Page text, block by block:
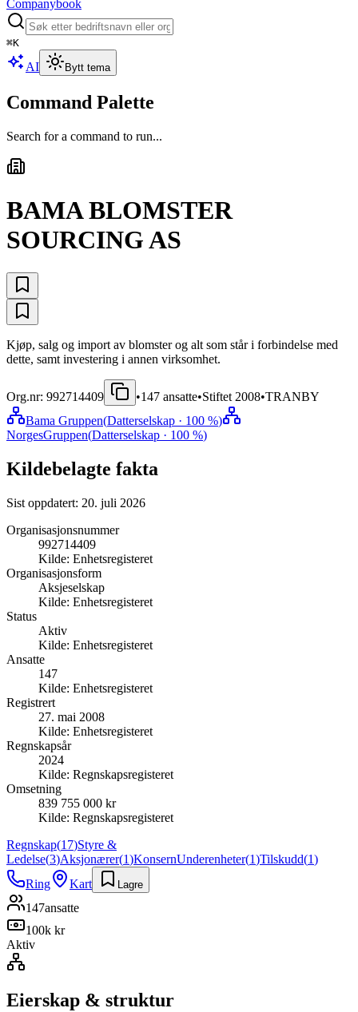
Companybook
⌘K
AI Bytt tema
Command Palette
Search for a command to run...
BAMA BLOMSTER
SOURCING AS
Kjøp, salg og import av blomster og alt som står i forbindelse med
dette, samt investering i annen virksomhet.
Org.nr: 992714409 •147 ansatte•Stiftet 2008•TRANBY
Bama Gruppen(Datterselskap · 100 %)
NorgesGruppen(Datterselskap · 100 %)
Kildebelagte fakta
Sist oppdatert: 20. juli 2026
Organisasjonsnummer
992714409
Kilde: Enhetsregisteret
Organisasjonsform
Aksjeselskap
Kilde: Enhetsregisteret
Status
Aktiv
Kilde: Enhetsregisteret
Ansatte
147
Kilde: Enhetsregisteret
Registrert
27. mai 2008
Kilde: Enhetsregisteret
Regnskapsår
2024
Kilde: Regnskapsregisteret
Omsetning
839 755 000 kr
Kilde: Regnskapsregisteret
Regnskap(17)Styre &
Ledelse(3)Aksjonærer(1)KonsernUnderenheter(1)Tilskudd(1)
Ring
Kart Lagre
147ansatte
100k kr
Aktiv
Eierskap & struktur